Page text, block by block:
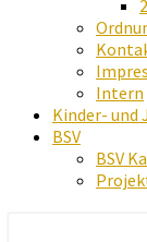
Intern
Kinder- und
BSV
BSV